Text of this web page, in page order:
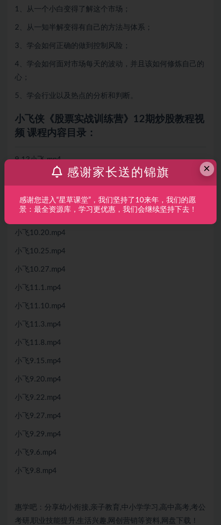
1、从一个小白变得了解这个市场；
2、从一知半解变得有自己的方法与体系；
3、学会如何正确的做到控制风险；
4、学会如何面对市场每天的波动，并且该如何修炼自己的
心；
5、学会行业以及热点的分析和判断。
小飞侠《股票实战训练营》12期炒股教程视
频 课程内容目录：
9.13小飞.mp4
小飞10.11.mp4
小飞10.13.mp4
小飞10.18.mp4
小飞10.20.mp4
小飞10.25.mp4
小飞10.27.mp4
小飞11.1.mp4
小飞11.10.mp4
小飞11.3.mp4
小飞11.8.mp4
小飞9.15.mp4
小飞9.20.mp4
小飞9.22.mp4
小飞9.27.mp4
小飞9.29.mp4
小飞9.6.mp4
小飞9.8.mp4
惠学吧：分享幼小衔接,亲子教育,中小学学习,高中高考,考公
考研,职业技能提升,生活兴趣,网创营销等资料,网盘下载！
×
感谢家长送的锦旗
感谢您进入“星草课堂”，我们坚持了10来年，我们的愿
景：最全资源库，学习更优惠，我们会继续坚持下去！